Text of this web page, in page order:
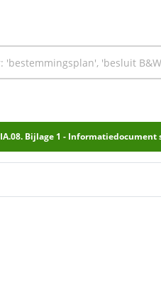
IA.08. Bijlage 1 - Informatiedocument